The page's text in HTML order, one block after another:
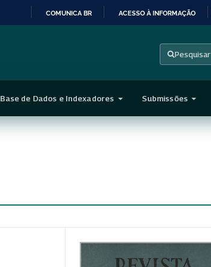
CONTEÚDO
COMUNICA BR ACESSO À INFORMAÇÃO
Pesquisar
Base de Dados e Indexadores Submissões